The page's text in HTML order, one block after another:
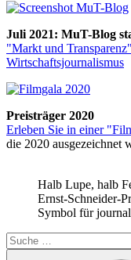
Juli 2021: MuT-Blog
"Markt und
Wirtschaftsjournalismus
Preisträger 2020
Erleben Sie in einer
die 2020 ausgezeichnet
Halb Lupe, halb
Ernst-Schneider-
Symbol für
Suche
nach: